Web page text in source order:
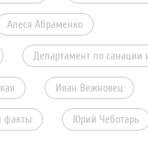
Алеся Абраменко
Департамент по санации
Иван Вежновец
факты Юрий Чеботарь